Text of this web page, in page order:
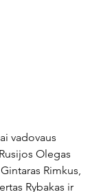
vadovaus
Olegas
Rimkus,
Rybakas ir